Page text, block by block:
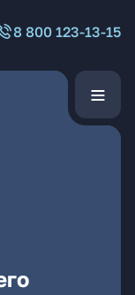
8 800 123-13-15